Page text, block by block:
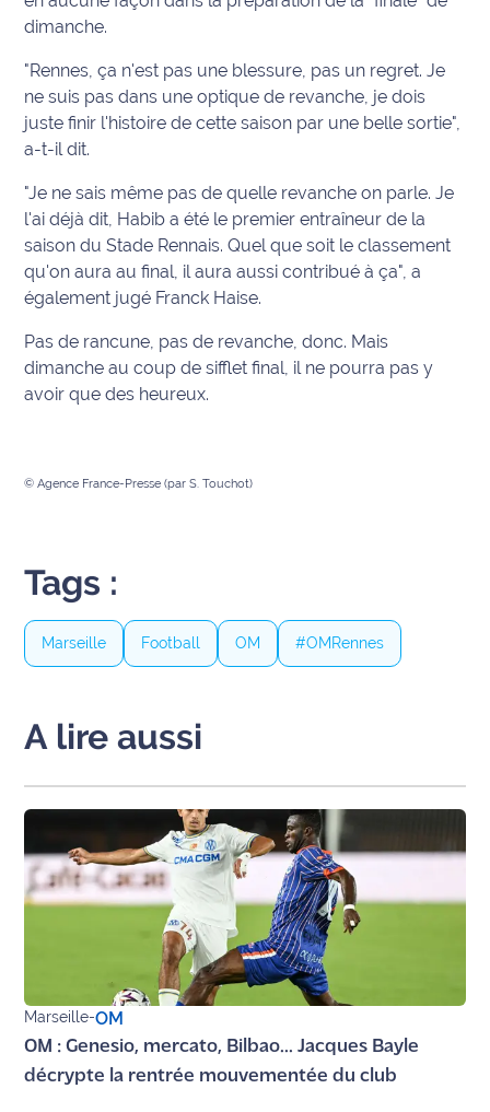
site maritima.fr
Archives
dimanche.
"Rennes, ça n'est pas une blessure, pas un regret. Je
ne suis pas dans une optique de revanche, je dois
juste finir l'histoire de cette saison par une belle sortie",
a-t-il dit.
"Je ne sais même pas de quelle revanche on parle. Je
l'ai déjà dit, Habib a été le premier entraîneur de la
saison du Stade Rennais. Quel que soit le classement
qu'on aura au final, il aura aussi contribué à ça", a
également jugé Franck Haise.
Pas de rancune, pas de revanche, donc. Mais
dimanche au coup de sifflet final, il ne pourra pas y
avoir que des heureux.
© Agence France-Presse (par S. Touchot)
Tags :
Marseille Football OM #OMRennes
A lire aussi
Marseille-OM
OM : Genesio, mercato, Bilbao... Jacques Bayle
décrypte la rentrée mouvementée du club